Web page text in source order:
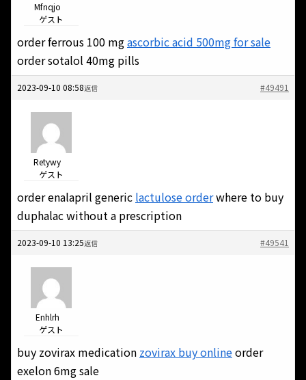
Mfnqjo
ゲスト
order ferrous 100 mgascorbic acid 500mg for sale
order sotalol 40mg pills
2023-09-10 08:58 #49491
返信
Retywy
ゲスト
order enalapril generic lactulose orderwhere to buy
duphalac without a prescription
2023-09-10 13:25 #49541
返信
Enhlrh
ゲスト
buy zovirax medication zovirax buy onlineorder
exelon 6mg sale